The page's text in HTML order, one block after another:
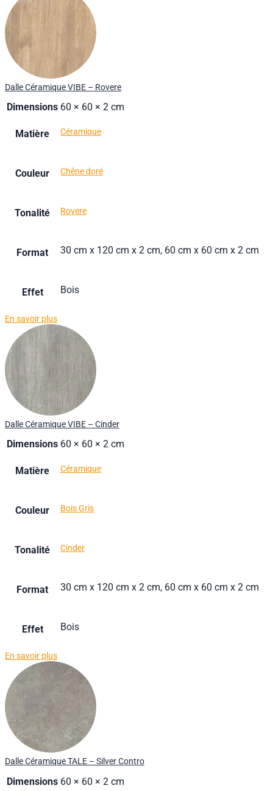
Dalle Céramique VIBE – Rovere
Dimensions 60 × 60 × 2 cm
Matière Céramique
Couleur Chêne doré
Tonalité Rovere
Format 30 cm x 120 cm x 2 cm, 60 cm x 60 cm x 2 cm
Effet Bois
En savoir plus
Dalle Céramique VIBE – Cinder
Dimensions 60 × 60 × 2 cm
Matière Céramique
Couleur Bois Gris
Tonalité Cinder
Format 30 cm x 120 cm x 2 cm, 60 cm x 60 cm x 2 cm
Effet Bois
En savoir plus
Dalle Céramique TALE – Silver Contro
Dimensions 60 × 60 × 2 cm